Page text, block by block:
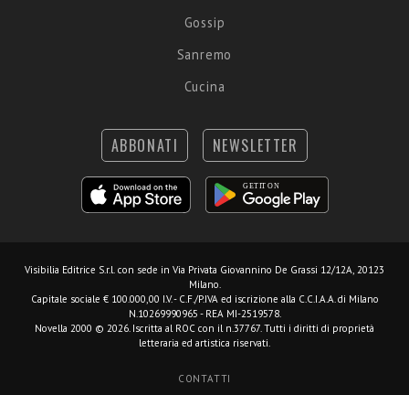
Gossip
Sanremo
Cucina
ABBONATI NEWSLETTER
Visibilia Editrice S.r.l. con sede in Via Privata Giovannino De Grassi 12/12A, 20123
Milano.
Capitale sociale € 100.000,00 I.V. - C.F./P.IVA ed iscrizione alla C.C.I.A.A. di Milano
N.10269990965 - REA MI-2519578.
Novella 2000 © 2026. Iscritta al ROC con il n.37767. Tutti i diritti di proprietà
letteraria ed artistica riservati.
CONTATTI